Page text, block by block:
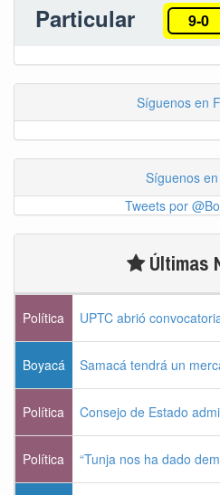
Particular 9-0
Síguenos en
Síguenos
Tweets por
Últimas
Política UPTC abrió
Boyacá Samacá tendrá un
Política Consejo de Estado
Política “Tunja nos ha dado